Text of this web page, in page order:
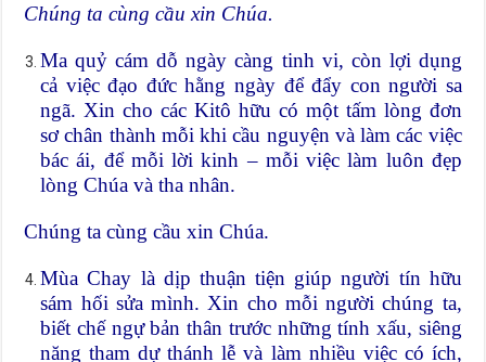
Chúng ta cùng cầu xin Chúa.
Ma quỷ cám dỗ ngày càng tinh vi, còn lợi dụng
cả việc đạo đức hằng ngày để đẩy con người sa
ngã. Xin cho các Kitô hữu có một tấm lòng đơn
sơ chân thành mỗi khi cầu nguyện và làm các việc
bác ái, để mỗi lời kinh – mỗi việc làm luôn đẹp
lòng Chúa và tha nhân.
Chúng ta cùng cầu xin Chúa.
Mùa Chay là dịp thuận tiện giúp người tín hữu
sám hối sửa mình. Xin cho mỗi người chúng ta,
biết chế ngự bản thân trước những tính xấu, siêng
năng tham dự thánh lễ và làm nhiều việc có ích,